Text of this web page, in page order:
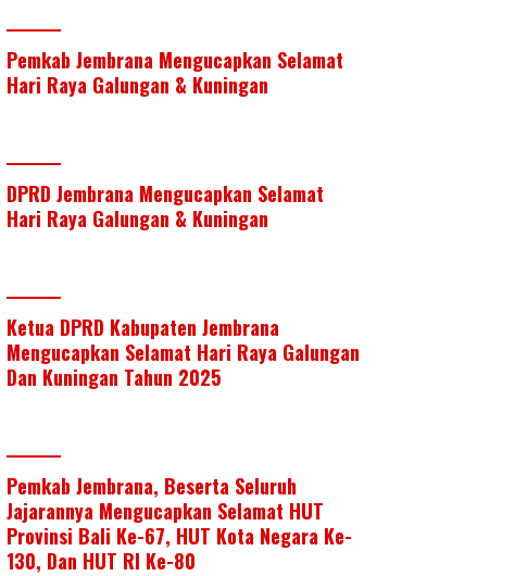
e
r
e
d
e
b
k
a
t
p
p
h
a
Pemkab Jembrana Mengucapkan Selamat
Hari Raya Galungan & Kuningan
DPRD Jembrana Mengucapkan Selamat
Hari Raya Galungan & Kuningan
Ketua DPRD Kabupaten Jembrana
Mengucapkan Selamat Hari Raya Galungan
Dan Kuningan Tahun 2025
Pemkab Jembrana, Beserta Seluruh
Jajarannya Mengucapkan Selamat HUT
Provinsi Bali Ke-67, HUT Kota Negara Ke-
130, Dan HUT RI Ke-80